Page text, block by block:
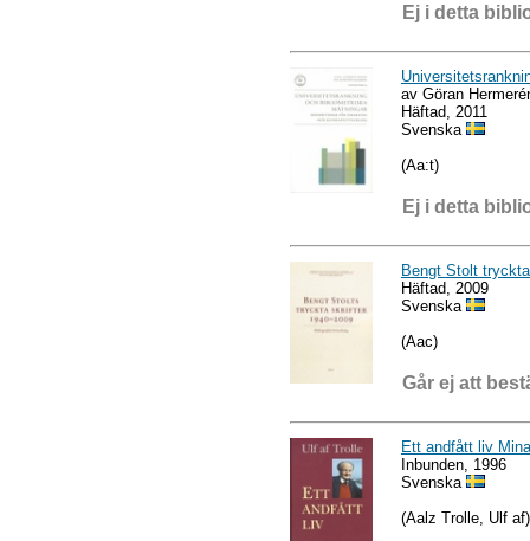
Ej i detta
av Göran
Häftad, 2011
Svenska
(Aa:t)
Ej i detta
Bengt Stolt
Häftad, 2009
Svenska
(Aac)
Går ej att
Ett andfått liv
Inbunden, 1996
Svenska
(Aalz Trolle, Ulf af)